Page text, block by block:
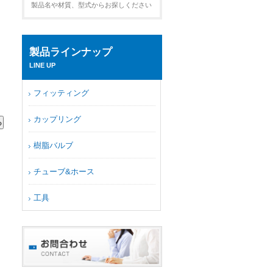
製品名や材質、型式からお探しください
製品ラインナップ
LINE UP
フィッティング
カップリング
樹脂バルブ
チューブ&ホース
工具